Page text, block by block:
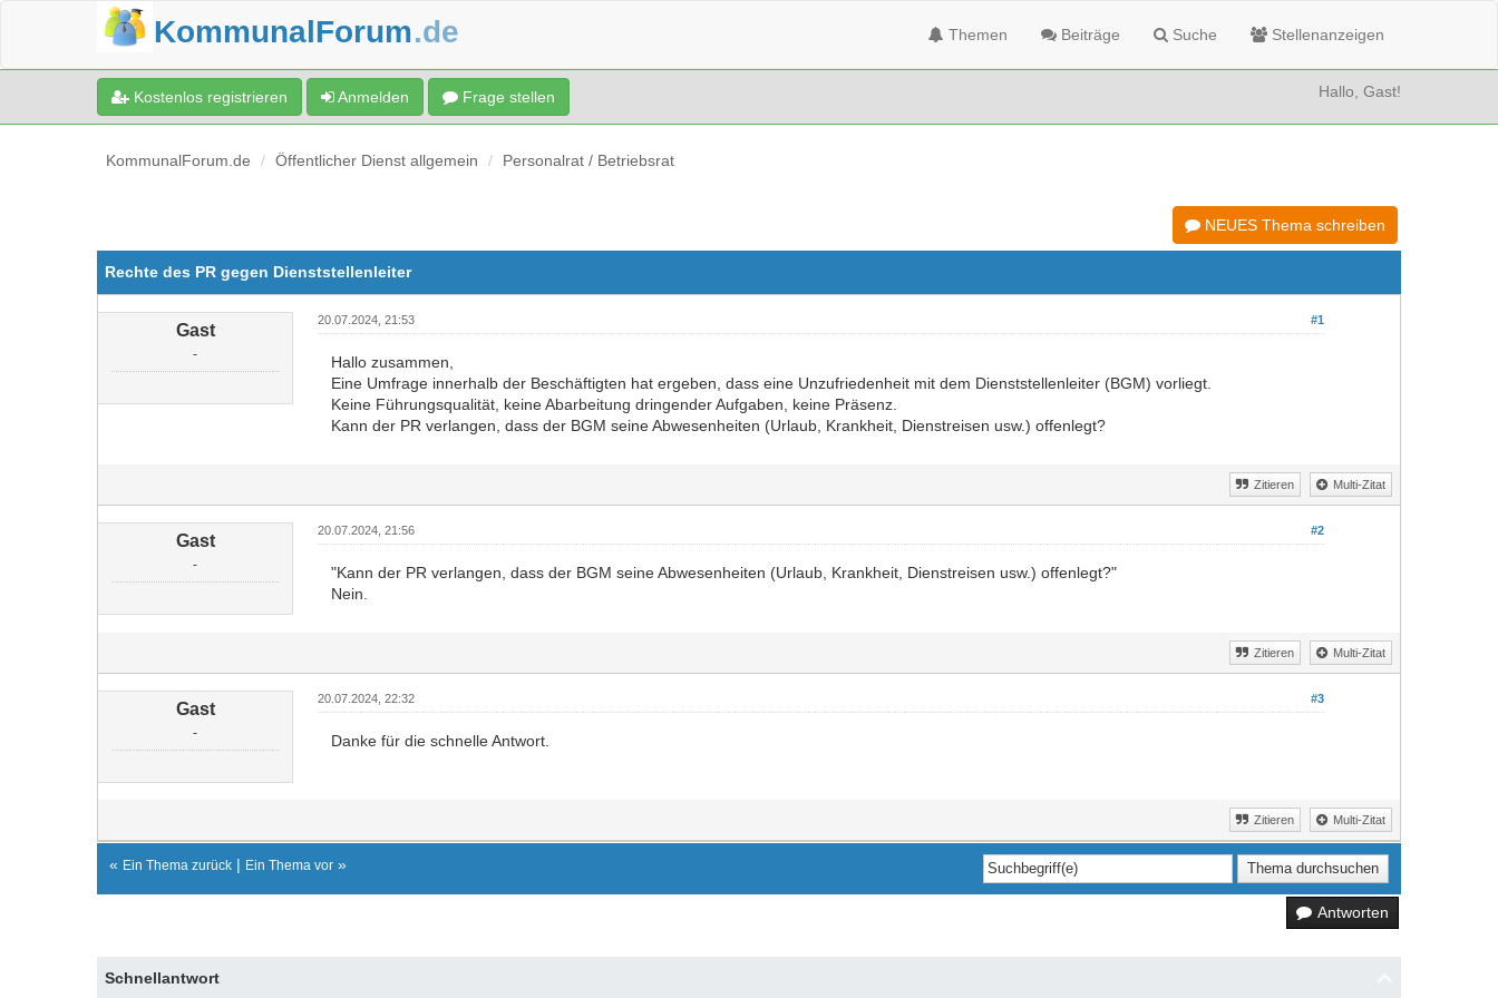
KommunalForum.de Themen Beiträge Suche Stellenanzeigen
Kostenlos registrieren Anmelden Frage stellen Hallo, Gast!
KommunalForum.de Öffentlicher Dienst allgemein Personalrat / Betriebsrat
NEUES Thema schreiben
Rechte des PR gegen Dienststellenleiter
Gast
-
#1
20.07.2024, 21:53
Hallo zusammen,
Eine Umfrage innerhalb der Beschäftigten hat ergeben, dass eine Unzufriedenheit mit dem Dienststellenleiter (BGM) vorliegt.
Keine Führungsqualität, keine Abarbeitung dringender Aufgaben, keine Präsenz.
Kann der PR verlangen, dass der BGM seine Abwesenheiten (Urlaub, Krankheit, Dienstreisen usw.) offenlegt?
Zitieren Multi-Zitat
Gast
-
#2
20.07.2024, 21:56
"Kann der PR verlangen, dass der BGM seine Abwesenheiten (Urlaub, Krankheit, Dienstreisen usw.) offenlegt?"
Nein.
Zitieren Multi-Zitat
Gast
-
#3
20.07.2024, 22:32
Danke für die schnelle Antwort.
Zitieren Multi-Zitat
« Ein Thema zurück | Ein Thema vor »
Antworten
Schnellantwort